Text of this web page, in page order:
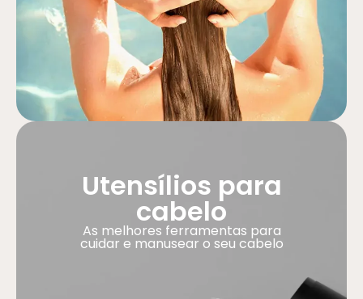
Utensílios para
cabelo
As melhores ferramentas para
cuidar e manusear o seu cabelo